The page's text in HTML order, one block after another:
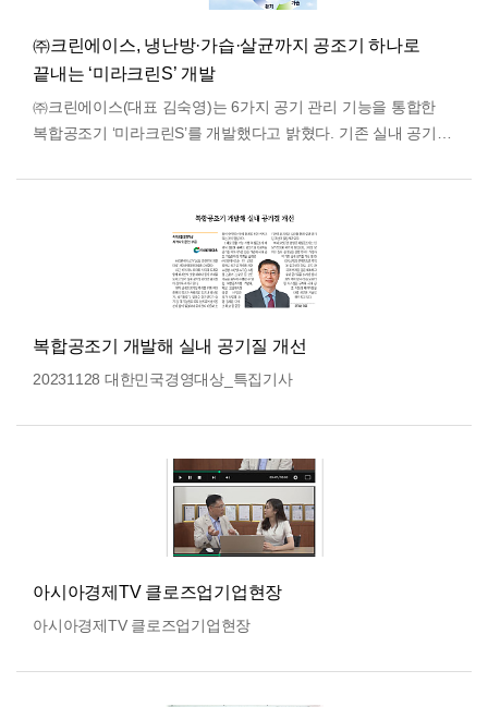
㈜크린에이스, 냉난방·가습·살균까지 공조기 하나로
끝내는 ‘미라크린S’ 개발
㈜크린에이스(대표 김숙영)는 6가지 공기 관리 기능을 통합한
복합공조기 ‘미라크린S’를 개발했다고 밝혔다. 기존 실내 공기질
복합공조기 개발해 실내 공기질 개선
20231128 대한민국경영대상_특집기사
아시아경제TV 클로즈업기업현장
아시아경제TV 클로즈업기업현장